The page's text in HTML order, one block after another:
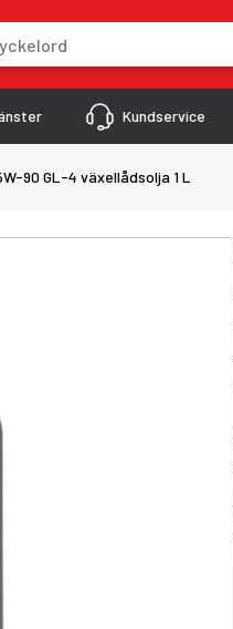
Kundservice
90 GL-4 växellådsolja 1 L